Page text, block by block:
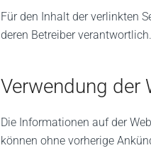
Für den Inhalt der verlinkten
deren Betreiber verantwortlich.
Verwendung der
Die Informationen auf der
können ohne vorherige